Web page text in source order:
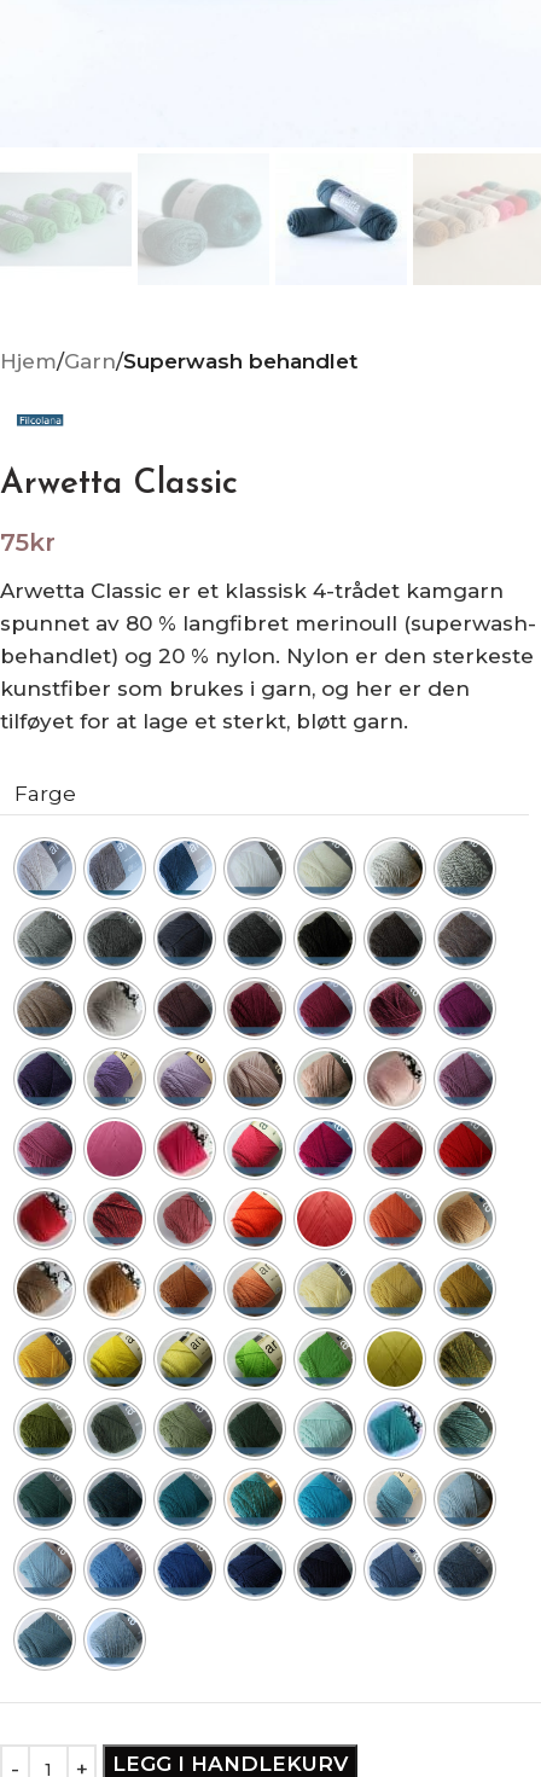
Hjem Garn Superwash behandlet
Arwetta Classic
75kr
Arwetta Classic er et klassisk 4-trådet kamgarn
spunnet av 80 % langfibret merinoull (superwash-
behandlet) og 20 % nylon. Nylon er den sterkeste
kunstfiber som brukes i garn, og her er den
tilføyet for at lage et sterkt, bløtt garn.
Farge
LEGG I HANDLEKURV